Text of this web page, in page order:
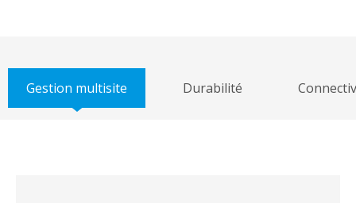
Gestion multisite Durabilité